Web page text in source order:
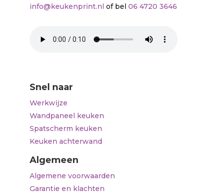
info@keukenprint.nl of bel 06 4720 3646
Snel naar
Werkwijze
Wandpaneel keuken
Spatscherm keuken
Keuken achterwand
Algemeen
Algemene voorwaarden
Garantie en klachten